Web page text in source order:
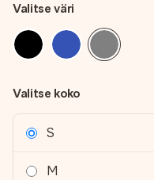
Valitse väri
Valitse koko
S
M